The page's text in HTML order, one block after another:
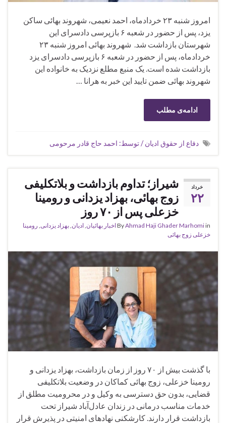
امروز شنبه ۲۳ خردادماه، احمد نعیمی، شهروند بهائی ساکن
یزد، پس از حضور در شعبه ۶ بازپرسی دادسرای این
شهرستان بازداشت شد. شهروند بهائی امروز شنبه ۲۳
خردادماه، پس از حضور در شعبه ۶ بازپرسی دادسرای یزد
بازداشت شده است. یک منبع مطلع نزدیک به خانواده این
شهروند بهائی ضمن تایید این خبر به هرانا …
ادامه‌ی مطلب
دفاع از حقوق ادیان / توسط: احمد حاج قادر مرحومی
خرداد
۲۲
شیراز؛ تداوم بازداشت و بلاتکلیفی
زوج بهائی، بهزاد یزدانی و رومینا
خزعلی پس از ۷۰ روز
ByAhmad Haji Ghader Marhomiin اخبار بهائیان ادیان بهزاد یزدانی رومینا
خزعلی زوج بهائی
با گذشت بیش از ۷۰ روز از زمان بازداشت، بهزاد یزدانی و
رومینا خزعلی، زوج بهائی کماکان در وضعیت بلاتکلیفی
قضایی، بدون حق دسترسی به وکیل و در محرومیت مطلق از
خدمات مناسب درمانی در زندان عادل‌آباد شیراز تحت
بازداشت قرار دارند. کارشکنی نهادهای امنیتی در پذیرش قرار